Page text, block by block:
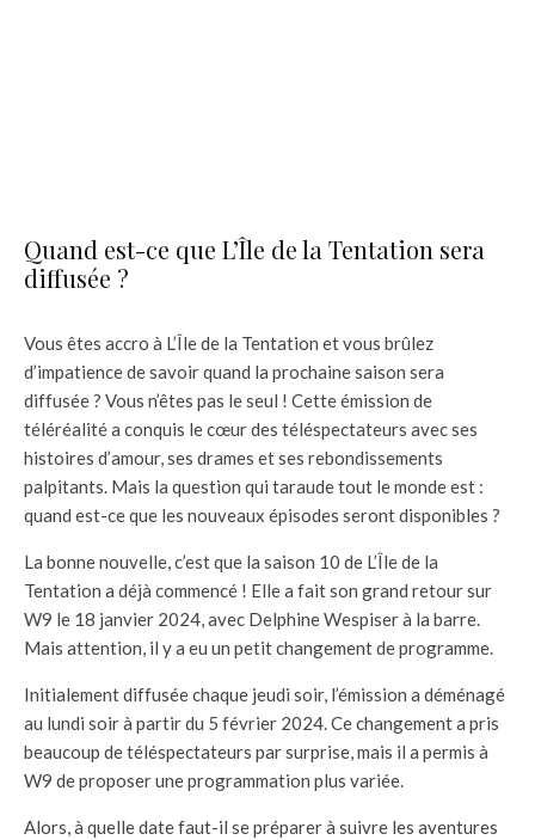
Quand est-ce que L’Île de la Tentation sera
diffusée ?
Vous êtes accro à L’Île de la Tentation et vous brûlez
d’impatience de savoir quand la prochaine saison sera
diffusée ? Vous n’êtes pas le seul ! Cette émission de
téléréalité a conquis le cœur des téléspectateurs avec ses
histoires d’amour, ses drames et ses rebondissements
palpitants. Mais la question qui taraude tout le monde est :
quand est-ce que les nouveaux épisodes seront disponibles ?
La bonne nouvelle, c’est que la saison 10 de L’Île de la
Tentation a déjà commencé ! Elle a fait son grand retour sur
W9 le 18 janvier 2024, avec Delphine Wespiser à la barre.
Mais attention, il y a eu un petit changement de programme.
Initialement diffusée chaque jeudi soir, l’émission a déménagé
au lundi soir à partir du 5 février 2024. Ce changement a pris
beaucoup de téléspectateurs par surprise, mais il a permis à
W9 de proposer une programmation plus variée.
Alors, à quelle date faut-il se préparer à suivre les aventures